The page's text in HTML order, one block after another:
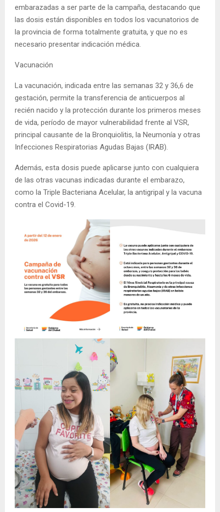
embarazadas a ser parte de la campaña, destacando que
las dosis están disponibles en todos los vacunatorios de
la provincia de forma totalmente gratuita, y que no es
necesario presentar indicación médica.
Vacunación
La vacunación, indicada entre las semanas 32 y 36,6 de
gestación, permite la transferencia de anticuerpos al
recién nacido y la protección durante los primeros meses
de vida, período de mayor vulnerabilidad frente al VSR,
principal causante de la Bronquiolitis, la Neumonía y otras
Infecciones Respiratorias Agudas Bajas (IRAB).
Además, esta dosis puede aplicarse junto con cualquiera
de las otras vacunas indicadas durante el embarazo,
como la Triple Bacteriana Acelular, la antigripal y la vacuna
contra el Covid-19.